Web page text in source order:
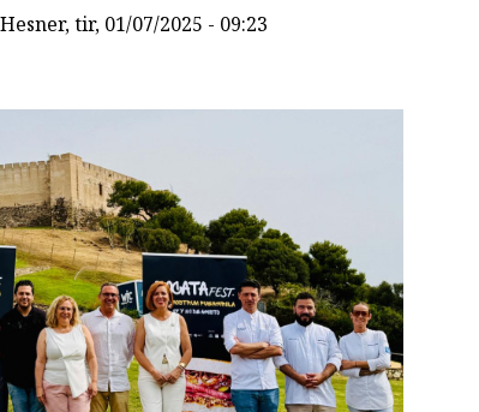
, tir, 01/07/2025 - 09:23